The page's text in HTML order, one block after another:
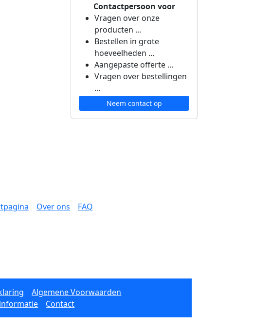
Contactpersoon voor
Vragen over onze
producten ...
Bestellen in grote
hoeveelheden ...
Aangepaste offerte ...
Vragen over bestellingen
...
Neem contact op
Over ons FAQ
Algemene Voorwaarden
Contact